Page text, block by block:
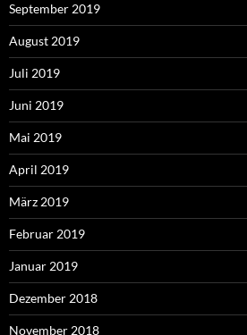
September 2019
August 2019
Juli 2019
Juni 2019
Mai 2019
April 2019
März 2019
Februar 2019
Januar 2019
Dezember 2018
November 2018